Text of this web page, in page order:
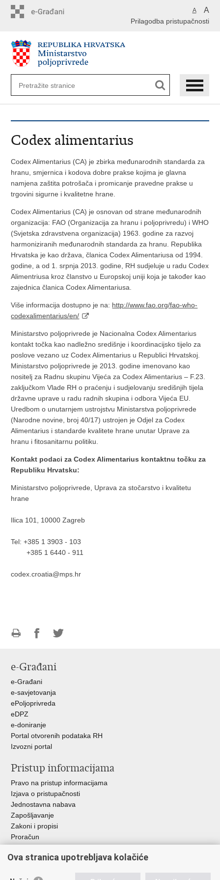
A A
Prilagodba pristupačnosti
Codex alimentarius
Codex Alimentarius (CA) je zbirka međunarodnih standarda za
hranu, smjernica i kodova dobre prakse kojima je glavna
namjena zaštita potrošača i promicanje pravedne prakse u
trgovini sigurne i kvalitetne hrane.
Codex Alimentarius (CA) je osnovan od strane međunarodnih
organizacija: FAO (Organizacija za hranu i poljoprivredu) i WHO
(Svjetska zdravstvena organizacija) 1963. godine za razvoj
harmoniziranih međunarodnih standarda za hranu. Republika
Hrvatska je kao država, članica Codex Alimentariusa od 1994.
godine, a od 1. srpnja 2013. godine, RH sudjeluje u radu Codex
Alimentriusa kroz članstvo u Europskoj uniji koja je također kao
zajednica članica Codex Alimentariusa.
Više informacija dostupno je na: http://www.fao.org/fao-who-
codexalimentarius/en/
Ministarstvo poljoprivrede je Nacionalna Codex Alimentarius
kontakt točka kao nadležno središnje i koordinacijsko tijelo za
poslove vezano uz Codex Alimentarius u Republici Hrvatskoj.
Ministarstvo poljoprivrede je 2013. godine imenovano kao
nositelj za Radnu skupinu Vijeća za Codex Alimentarius – F.23.
zaključkom Vlade RH o praćenju i sudjelovanju središnjih tijela
državne uprave u radu radnih skupina i odbora Vijeća EU.
Uredbom o unutarnjem ustrojstvu Ministarstva poljoprivrede
(Narodne novine, broj 40/17) ustrojen je Odjel za Codex
Alimentarius i standarde kvalitete hrane unutar Uprave za
hranu i fitosanitarnu politiku.
Kontakt podaci za Codex Alimentarius kontaktnu točku za
Republiku Hrvatsku:
Ministarstvo poljoprivrede, Uprava za stočarstvo i kvalitetu
hrane
Ilica 101, 10000 Zagreb
Tel: +385 1 3903 - 103
+385 1 6440 - 911
codex.croatia@mps.hr
FacebookuTwitteru
e-Građani
e-Građani
e-savjetovanja
ePoljoprivreda
eDPZ
e-doniranje
Portal otvorenih podataka RH
Izvozni portal
Pristup informacijama
Pravo na pristup informacijama
Izjava o pristupačnosti
Jednostavna nabava
Zapošljavanje
Zakoni i propisi
Proračun
RH
Ova stranica upotrebljava kolačiće